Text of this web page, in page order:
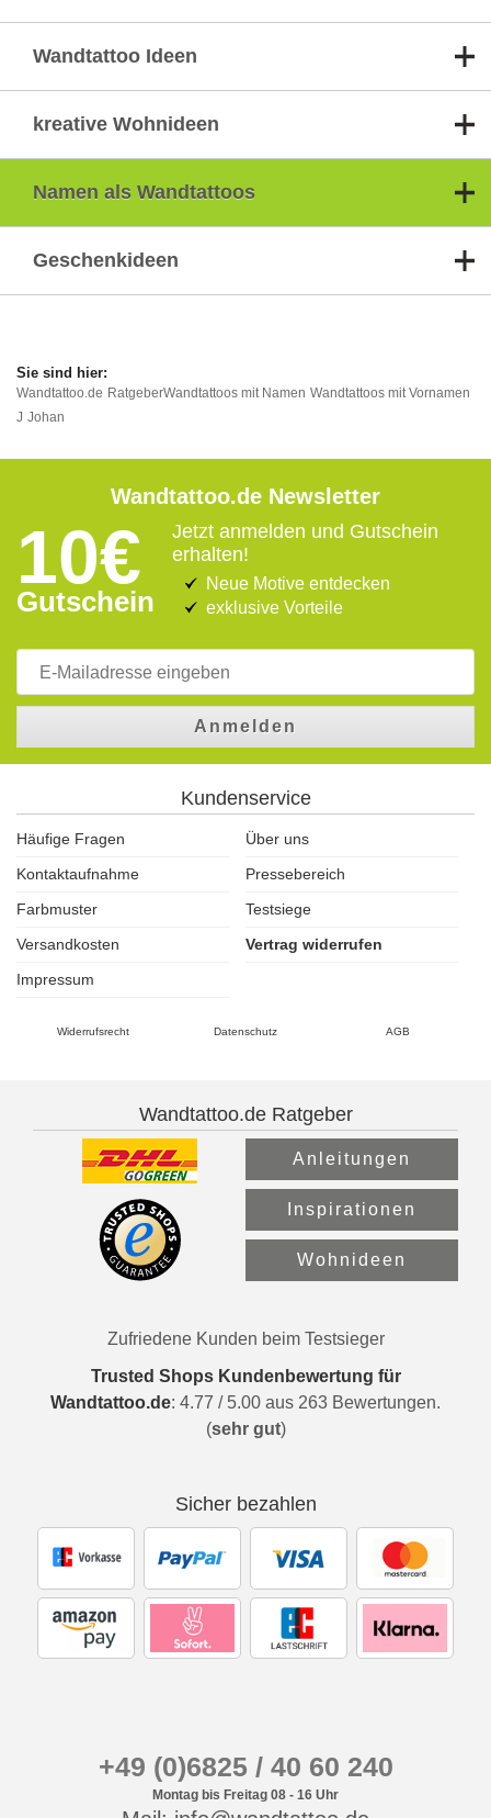
Wandtattoo Ideen
kreative Wohnideen
Namen als Wandtattoos
Geschenkideen
Wandtattoo.de RatgeberWandtattoos mit Namen Wandtattoos mit Vornamen
J Johan
Wandtattoo.de Newsletter
10€
Gutschein
Jetzt anmelden und Gutschein
erhalten!
Neue Motive entdecken
exklusive Vorteile
Anmelden
Kundenservice
Häufige Fragen
Über uns
Kontaktaufnahme
Pressebereich
Farbmuster
Testsiege
Versandkosten
Vertrag widerrufen
Impressum
Widerrufsrecht Datenschutz AGB
Wandtattoo.de Ratgeber
Anleitungen
Inspirationen
Wohnideen
Zufriedene Kunden beim Testsieger
Trusted Shops Kundenbewertung für
Wandtattoo.de: 4.77 / 5.00 aus 263 Bewertungen.
(sehr gut)
Sicher bezahlen
+49 (0)6825 / 40 60 240
Montag bis Freitag 08 - 16 Uhr